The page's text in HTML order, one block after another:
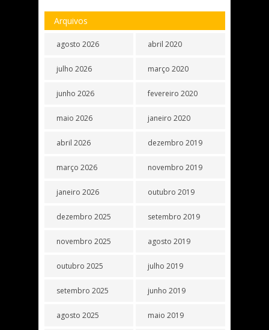
Arquivos
agosto 2026
julho 2026
junho 2026
maio 2026
abril 2026
março 2026
janeiro 2026
dezembro 2025
novembro 2025
outubro 2025
setembro 2025
agosto 2025
abril 2020
março 2020
fevereiro 2020
janeiro 2020
dezembro 2019
novembro 2019
outubro 2019
setembro 2019
agosto 2019
julho 2019
junho 2019
maio 2019